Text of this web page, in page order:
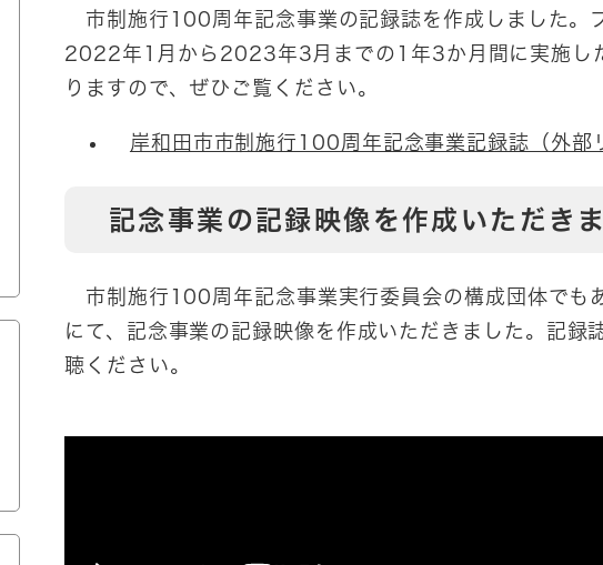
市制施行100周年記念事業の記録誌を作成しました。
2022年1月から2023年3月までの1年3か月間に実施し
りますので、ぜひご覧ください。
岸和田市市制施行100周年記念事業記録誌（外部
記念事業の記録映像を作成いただきま
市制施行100周年記念事業実行委員会の構成団体でも
にて、記念事業の記録映像を作成いただきました。記録
聴ください。